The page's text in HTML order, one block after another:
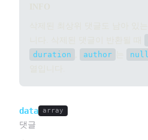
duration
author null
data array
댓글